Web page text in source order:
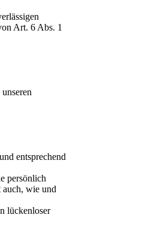
Art. 6 Abs. 1
entsprechend
persönlich
wie und
lückenloser